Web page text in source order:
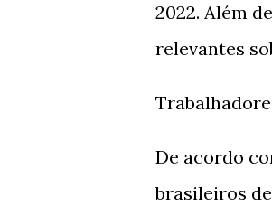
2022. Além
relevantes
De acordo
brasileiros